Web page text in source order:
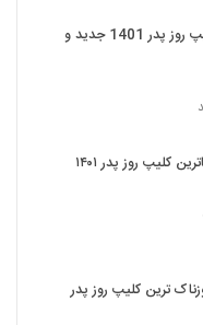
دانلود کلیپ روز پدر 1401 جدید و
کلیپ روز پدر ۱۴۰۱
ترین کلیپ روز پدر